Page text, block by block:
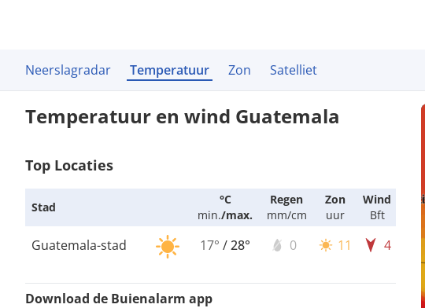
Neerslagradar Temperatuur Zon Satelliet
Temperatuur en wind Guatemala
Top Locaties
Stad
°C
min./max.
Regen
mm/cm
Zon
uur
Wind
Bft
Guatemala-stad 17° /28° 0 11 4
Download de Buienalarm app